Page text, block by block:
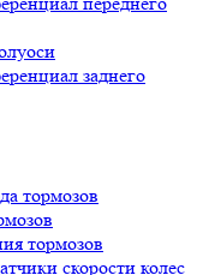
заднего
тормозов
тормозов
скорости колес